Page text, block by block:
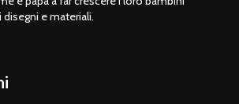
e materiali.